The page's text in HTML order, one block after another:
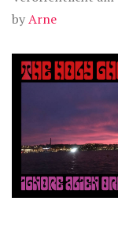
byArne